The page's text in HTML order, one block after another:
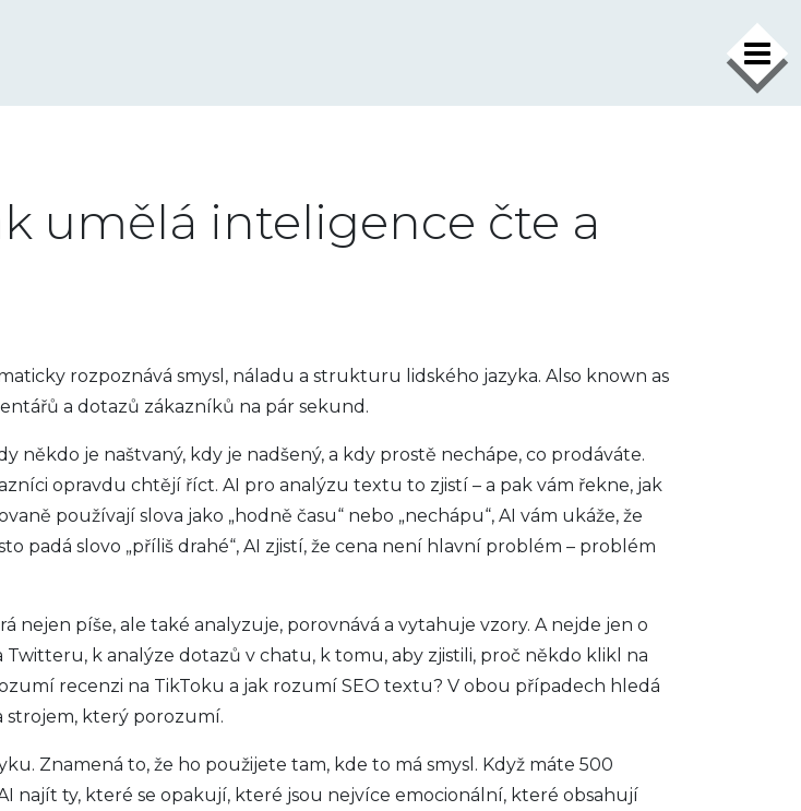
×
umělá inteligence čte a
rozpoznává smysl, náladu a strukturu lidského jazyka. Also known as
a dotazů zákazníků na pár sekund .
někdo je naštvaný, kdy je nadšený, a kdy prostě nechápe, co prodáváte.
opravdu chtějí říct. AI pro analýzu textu to zjistí – a pak vám řekne, jak
používají slova jako „hodně času“ nebo „nechápu“, AI vám ukáže, že
padá slovo „příliš drahé“, AI zjistí, že cena není hlavní problém – problém
nejen píše, ale také analyzuje, porovnává a vytahuje vzory. A nejde jen o
k analýze dotazů v chatu, k tomu, aby zjistili, proč někdo klikl na
recenzi na TikToku a jak rozumí SEO textu? V obou případech hledá
strojem, který porozumí.
Znamená to, že ho použijete tam, kde to má smysl. Když máte 500
ty, které se opakují, které jsou nejvíce emocionální, které obsahují